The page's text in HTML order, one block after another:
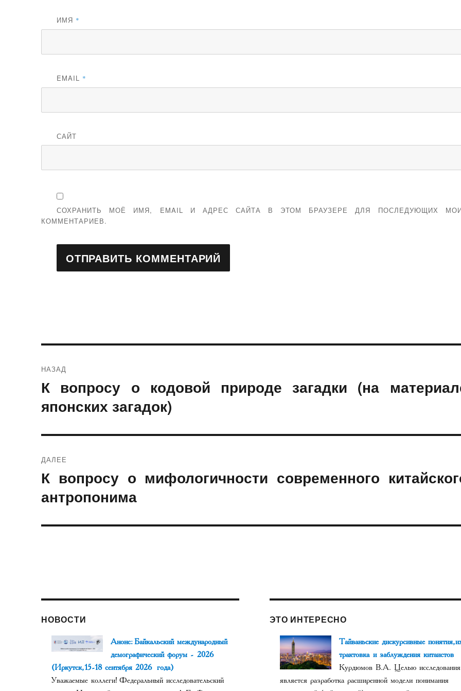
ИМЯ *
EMAIL *
САЙТ
СОХРАНИТЬ МОЁ ИМЯ, EMAIL И АДРЕС САЙТА В ЭТОМ БРАУЗЕРЕ ДЛЯ ПОСЛЕДУЮЩИХ
КОММЕНТАРИЕВ.
по
записям
НАЗАД
Предыдущая
запись:
К вопросу о кодовой природе загадки (на
японских загадок)
ДАЛЕЕ
Следующая
запись:
К вопросу о мифологичности современного
антропонима
НОВОСТИ
Анонс: Байкальский международный
демографический форум - 2026
(Иркутск, 15-18 сентября 2026 года)
Уважаемые коллеги! Федеральный исследовательский
ЭТО ИНТЕРЕСНО
Тайваньские дискурсивные понятия,
трактовка и заблуждения китаистов
Курдюмов В.А. Целью исследования
является разработка расширенной модели понимания